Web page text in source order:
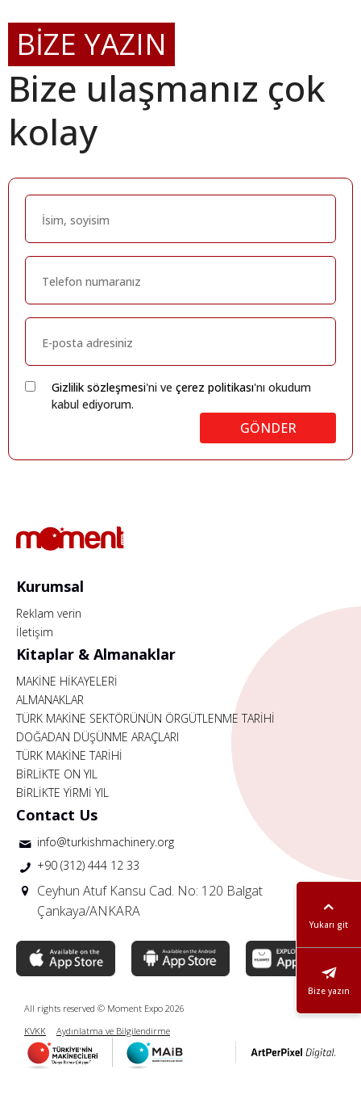
BİZE YAZIN
Bize ulaşmanız çok
kolay
Gizlilik sözleşmesi'ni ve çerez politikası'nı okudum
kabul ediyorum.
GÖNDER
Yukarı git
Bize yazın
Kurumsal
Reklam verin
İletişim
Kitaplar & Almanaklar
MAKİNE HİKAYELERİ
ALMANAKLAR
TÜRK MAKİNE SEKTÖRÜNÜN ÖRGÜTLENME TARİHİ
DOĞADAN DÜŞÜNME ARAÇLARI
TÜRK MAKİNE TARİHİ
BİRLİKTE ON YIL
BİRLİKTE YİRMİ YIL
Contact Us
info@turkishmachinery.org
+90 (312) 444 12 33
Ceyhun Atuf Kansu Cad. No: 120 Balgat
Çankaya/ANKARA
All rights reserved © Moment Expo 2026
KVKK
Aydınlatma ve Bilgilendirme